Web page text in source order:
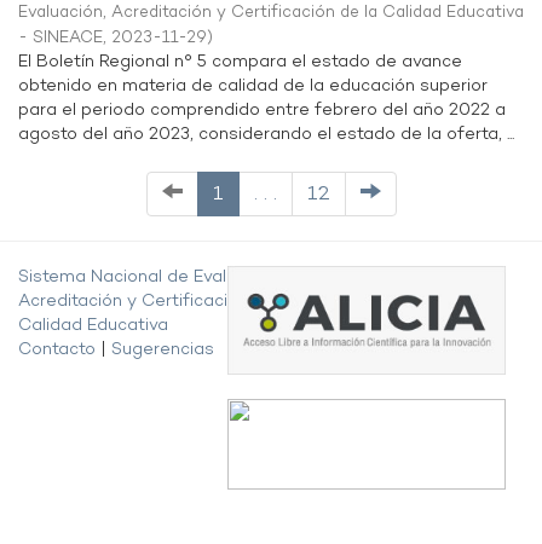
Evaluación, Acreditación y Certificación de la Calidad Educativa
- SINEACE, 2023-11-29)
El Boletín Regional n° 5 compara el estado de avance
obtenido en materia de calidad de la educación superior
para el periodo comprendido entre febrero del año 2022 a
agosto del año 2023, considerando el estado de la oferta, ...
1 . . . 12
Sistema Nacional de Evaluación,
Acreditación y Certificación de la
Calidad Educativa
Contacto
Sugerencias